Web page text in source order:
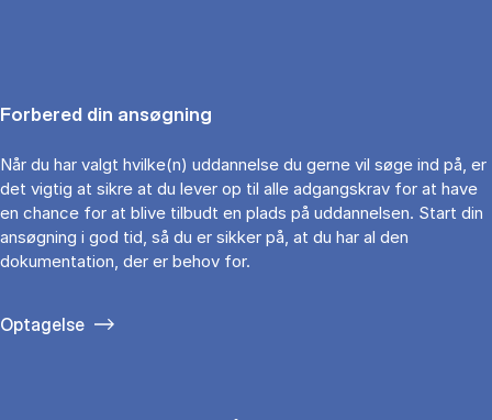
Forbered din ansøgning
Når du har valgt hvilke(n) uddannelse du gerne vil søge ind på, er
det vigtig at sikre at du lever op til alle adgangskrav for at have
en chance for at blive tilbudt en plads på uddannelsen. Start din
ansøgning i god tid, så du er sikker på, at du har al den
dokumentation, der er behov for.
Optagelse